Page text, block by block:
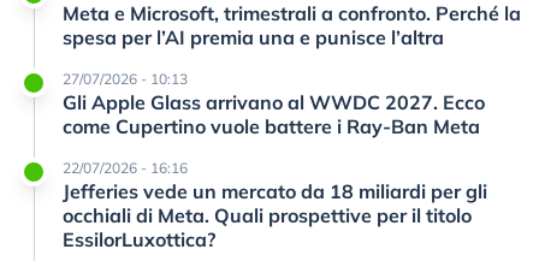
Meta e Microsoft, trimestrali a confronto. Perché la
spesa per l’AI premia una e punisce l’altra
27/07/2026 - 10:13
Gli Apple Glass arrivano al WWDC 2027. Ecco
come Cupertino vuole battere i Ray-Ban Meta
22/07/2026 - 16:16
Jefferies vede un mercato da 18 miliardi per gli
occhiali di Meta. Quali prospettive per il titolo
EssilorLuxottica?